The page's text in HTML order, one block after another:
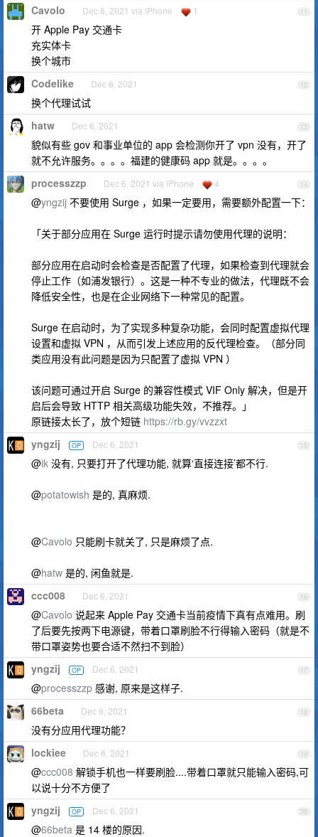
11
Cavolo Dec 6, 2021 via iPhone 1
开 Apple Pay 交通卡
充实体卡
换个城市
12
Codelike Dec 6, 2021
换个代理试试
13
hatw Dec 6, 2021
貌似有些 gov 和事业单位的 app 会检测你开了 vpn 没有，开了
就不允许服务。。。。福建的健康码 app 就是。。。。
14
processzzp Dec 6, 2021 via iPhone 4
@yngzij 不要使用 Surge ，如果一定要用，需要额外配置一下：
「关于部分应用在 Surge 运行时提示请勿使用代理的说明：
部分应用在启动时会检查是否配置了代理，如果检查到代理就会
停止工作（如浦发银行）。这是一种不专业的做法，代理既不会
降低安全性，也是在企业网络下一种常见的配置。
Surge 在启动时，为了实现多种复杂功能，会同时配置虚拟代理
设置和虚拟 VPN ，从而引发上述应用的反代理检查。（部分同
类应用没有此问题是因为只配置了虚拟 VPN ）
该问题可通过开启 Surge 的兼容性模式 VIF Only 解决，但是开
启后会导致 HTTP 相关高级功能失效，不推荐。」
原链接太长了，放个短链 https://rb.gy/vvzzxt
15
yngzij OP Dec 6, 2021
@ik 没有, 只要打开了代理功能, 就算‘直接连接’都不行.
@potatowish 是的, 真麻烦.
@Cavolo 只能刷卡就关了, 只是麻烦了点.
@hatw 是的, 闲鱼就是.
16
ccc008 Dec 6, 2021
@Cavolo 说起来 Apple Pay 交通卡当前疫情下真有点难用。刷
了后要先按两下电源键，带着口罩刷脸不行得输入密码（就是不
带口罩姿势也要合适不然扫不到脸）
17
yngzij OP Dec 6, 2021
@processzzp 感谢, 原来是这样子.
18
66beta Dec 6, 2021
没有分应用代理功能？
19
lockiee Dec 6, 2021
@ccc008 解锁手机也一样要刷脸....带着口罩就只能输入密码,可
以说十分不方便了
20
yngzij OP Dec 6, 2021
@66beta 是 14 楼的原因.